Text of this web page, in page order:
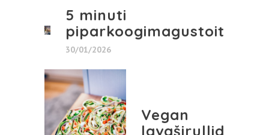
5 minuti
piparkoogimagustoit
30/01/2026
Vegan
lavaširullid